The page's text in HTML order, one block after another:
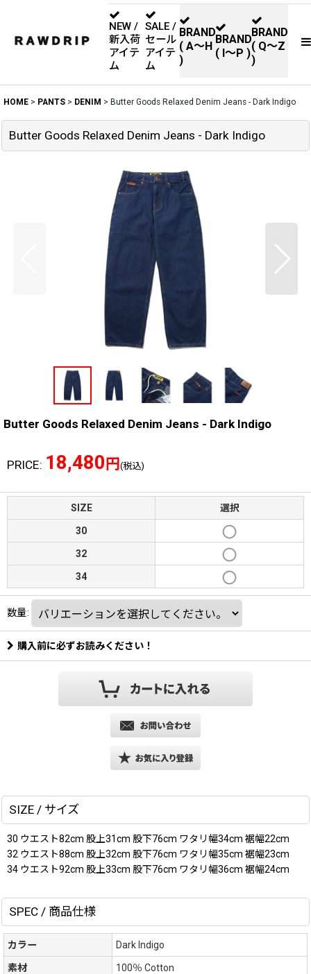
NEW /
新入荷
アイテ
ム
SALE /
セール
アイテ
ム
BRAND
( A〜H
)
BRAND
( I〜P )
BRAND
( Q〜Z
)
HOME > PANTS > DENIM > Butter Goods Relaxed Denim Jeans - Dark Indigo
Butter Goods Relaxed Denim Jeans - Dark Indigo
Butter Goods Relaxed Denim Jeans - Dark Indigo
PRICE: 18,480円(税込)
SIZE 選択
30
32
34
数量:
購入前に必ずお読みください！
SIZE / サイズ
30 ウエスト82cm 股上31cm 股下76cm ワタリ幅34cm 裾幅22cm
32 ウエスト88cm 股上32cm 股下76cm ワタリ幅35cm 裾幅23cm
34 ウエスト92cm 股上33cm 股下76cm ワタリ幅36cm 裾幅24cm
SPEC / 商品仕様
カラー Dark Indigo
素材 100％ Cotton